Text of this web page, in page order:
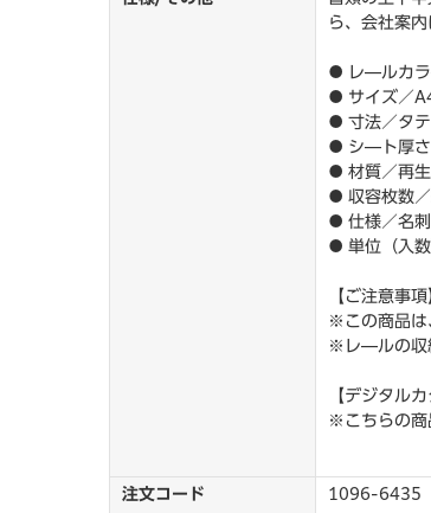
ら、会社案
● レ―ルカ
● サイズ／
● 寸法／タ
● シ―ト厚
● 材質／再
● 収容枚数
● 仕様／名
● 単位（入
【ご注意事項
※この商品は
※レ―ルの収
【デジタルカ
※こちらの商
注文コード 1096-6435